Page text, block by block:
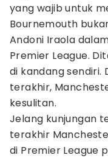
yang wajib untuk
Bournemouth
Andoni Iraola
Premier League.
di kandang
terakhir,
kesulitan.
Jelang kunjungan
terakhir
di Premier League